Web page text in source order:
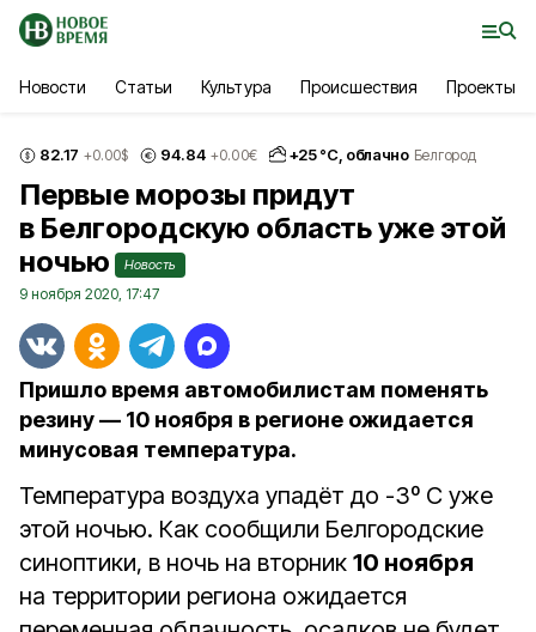
Новости Статьи Культура Происшествия Проекты
82.17 +0.00$ 94.84 +0.00€ +25°С, облачно Белгород
Первые морозы придут
в Белгородскую область уже этой
ночью
Новость
9 ноября 2020, 17:47
Пришло время автомобилистам поменять
резину — 10 ноября в регионе ожидается
минусовая температура.
Температура воздуха упадёт до -3º С уже
этой ночью. Как сообщили Белгородские
синоптики, в ночь на вторник 10 ноября
на территории региона ожидается